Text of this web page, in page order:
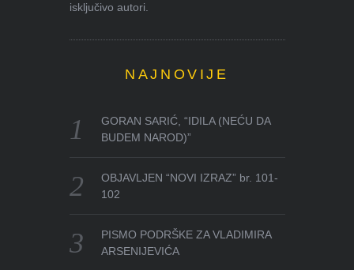
isključivo autori.
NAJNOVIJE
GORAN SARIĆ, “IDILA (NEĆU DA
BUDEM NAROD)”
OBJAVLJEN “NOVI IZRAZ” br. 101-
102
PISMO PODRŠKE ZA VLADIMIRA
ARSENIJEVIĆA